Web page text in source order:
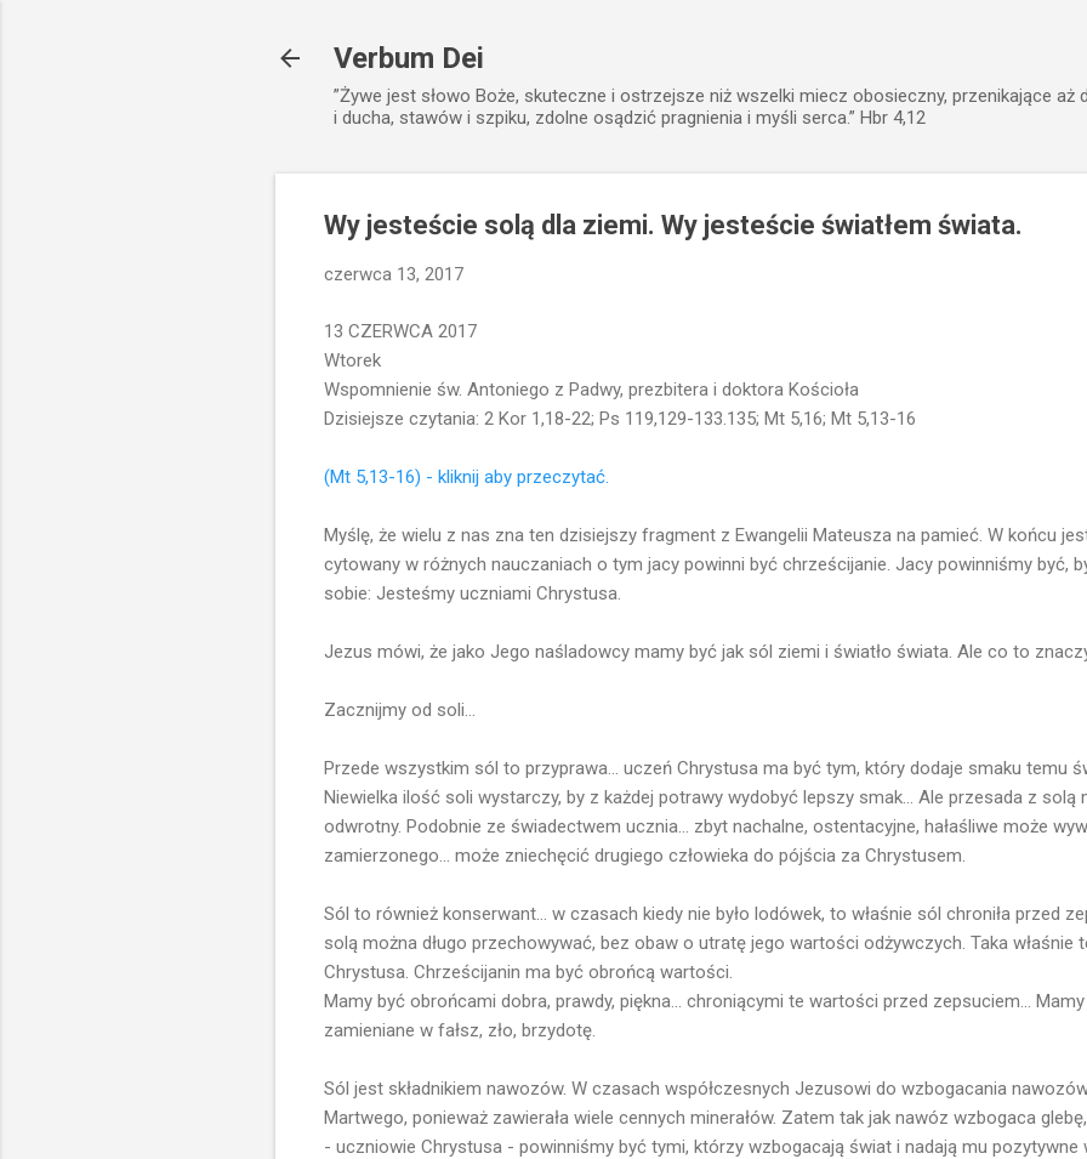
Verbum Dei
”Żywe jest słowo Boże, skuteczne i ostrzejsze niż wszelki miecz obosieczny, przenikające aż
i ducha, stawów i szpiku, zdolne osądzić pragnienia i myśli serca.” Hbr 4,12
Wy jesteście solą dla ziemi. Wy jesteście światłem świata.
czerwca 13, 2017
13 CZERWCA 2017
Wtorek
Wspomnienie św. Antoniego z Padwy, prezbitera i doktora Kościoła
Dzisiejsze czytania: 2 Kor 1,18-22; Ps 119,129-133.135; Mt 5,16; Mt 5,13-16
(Mt 5,13-16) - kliknij aby przeczytać.
Myślę, że wielu z nas zna ten dzisiejszy fragment z Ewangelii Mateusza na pamieć. W końcu
cytowany w różnych nauczaniach o tym jacy powinni być chrześcijanie. Jacy powinniśmy być,
sobie: Jesteśmy uczniami Chrystusa.
Jezus mówi, że jako Jego naśladowcy mamy być jak sól ziemi i światło świata. Ale co to
Zacznijmy od soli...
Przede wszystkim sól to przyprawa... uczeń Chrystusa ma być tym, który dodaje smaku temu
Niewielka ilość soli wystarczy, by z każdej potrawy wydobyć lepszy smak... Ale przesada z solą
odwrotny. Podobnie ze świadectwem ucznia... zbyt nachalne, ostentacyjne, hałaśliwe może
zamierzonego... może zniechęcić drugiego człowieka do pójścia za Chrystusem.
Sól to również konserwant... w czasach kiedy nie było lodówek, to właśnie sól chroniła przed
solą można długo przechowywać, bez obaw o utratę jego wartości odżywczych. Taka właśnie
Chrystusa. Chrześcijanin ma być obrońcą wartości.
Mamy być obrońcami dobra, prawdy, piękna... chroniącymi te wartości przed zepsuciem...
zamieniane w fałsz, zło, brzydotę.
Sól jest składnikiem nawozów. W czasach współczesnych Jezusowi do wzbogacania
Martwego, ponieważ zawierała wiele cennych minerałów. Zatem tak jak nawóz wzbogaca
- uczniowie Chrystusa - powinniśmy być tymi, którzy wzbogacają świat i nadają mu pozytywne